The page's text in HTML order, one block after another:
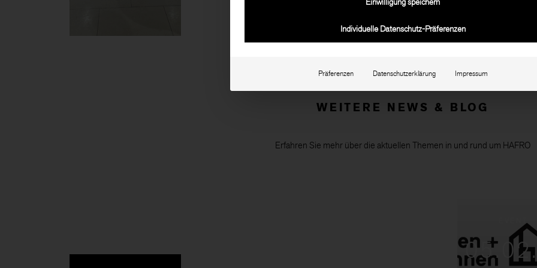
WEITERE NEWS & BLOG
Erfahren Sie mehr über die aktuellen Themen in und rund um HAFRO
Individuelle Datenschutz-Präferenzen
Präferenzen Datenschutzerklärung Impressum